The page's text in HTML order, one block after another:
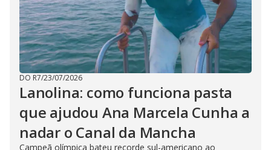
DO R7/23/07/2026
Lanolina: como funciona pasta
que ajudou Ana Marcela Cunha a
nadar o Canal da Mancha
Campeã olímpica bateu recorde sul-americano ao